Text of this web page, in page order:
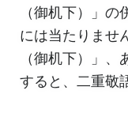
（御机下）」
には当たりませ
（御机下）」
すると、二重敬